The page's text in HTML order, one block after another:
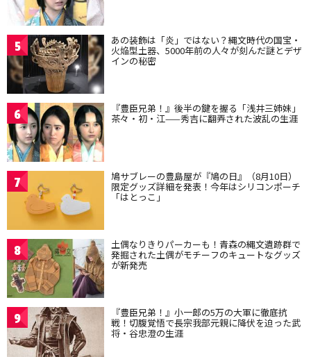
5 あの装飾は「炎」ではない？縄文時代の国宝・
火焔型土器、5000年前の人々が刻んだ謎とデザ
インの秘密
6 『豊臣兄弟！』後半の鍵を握る「浅井三姉妹」
茶々・初・江——秀吉に翻弄された波乱の生涯
7 鳩サブレーの豊島屋が『鳩の日』（8月10日）
限定グッズ詳細を発表！今年はシリコンポーチ
「はとっこ」
8 土偶なりきりパーカーも！青森の縄文遺跡群で
発掘された土偶がモチーフのキュートなグッズ
が新発売
9 『豊臣兄弟！』小一郎の5万の大軍に徹底抗
戦！切腹覚悟で長宗我部元親に降伏を迫った武
将・谷忠澄の生涯